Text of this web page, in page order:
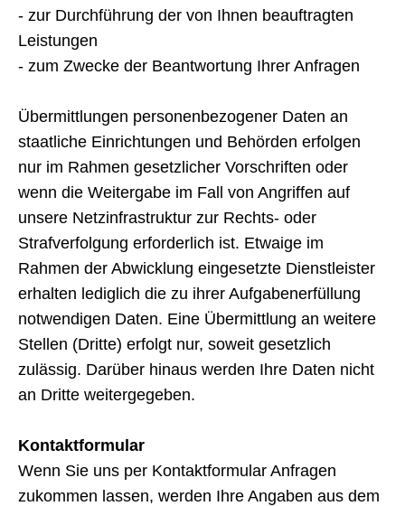
- zur Durchführung der von Ihnen beauftragten
Leistungen
- zum Zwecke der Beantwortung Ihrer Anfragen
Übermittlungen personenbezogener Daten an
staatliche Einrichtungen und Behörden erfolgen
nur im Rahmen gesetzlicher Vorschriften oder
wenn die Weitergabe im Fall von Angriffen auf
unsere Netzinfrastruktur zur Rechts- oder
Strafverfolgung erforderlich ist. Etwaige im
Rahmen der Abwicklung eingesetzte Dienstleister
erhalten lediglich die zu ihrer Aufgabenerfüllung
notwendigen Daten. Eine Übermittlung an weitere
Stellen (Dritte) erfolgt nur, soweit gesetzlich
zulässig. Darüber hinaus werden Ihre Daten nicht
an Dritte weitergegeben.
Kontaktformular
Wenn Sie uns per Kontaktformular Anfragen
zukommen lassen, werden Ihre Angaben aus dem